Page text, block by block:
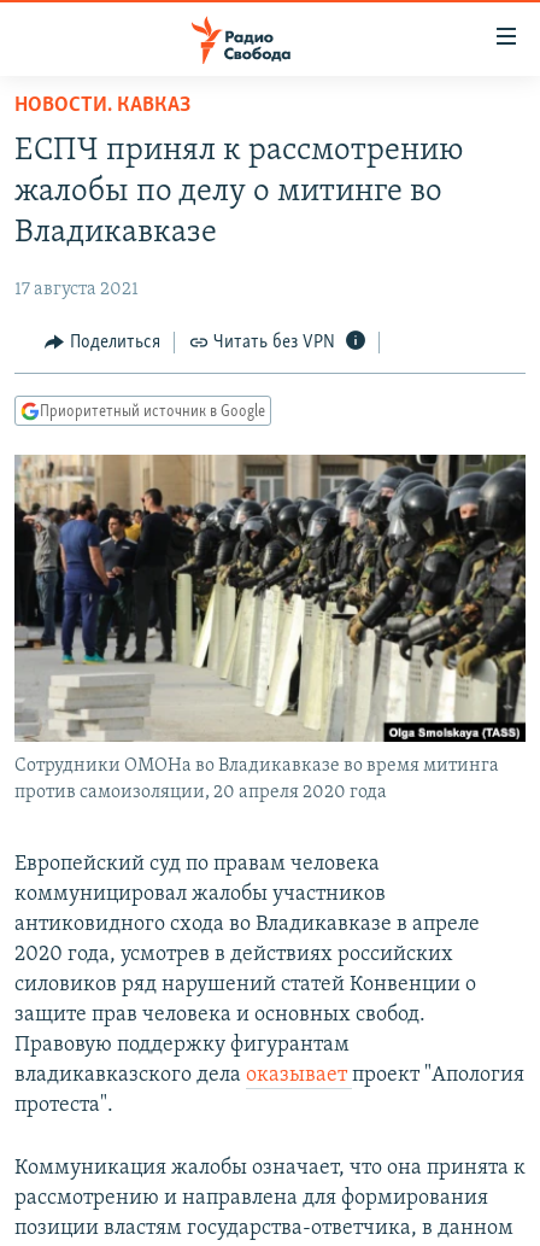
упрощенного
доступа
Вернуться
основному
Вернутся
Вернутся
поиску
ПОДКАСТЫ
АВТОРСКИЕ ПРОЕКТЫ
МНЕНИЯ
КУЛЬТУРА
КАВКАЗ.РЕАЛИИ
СЕВЕР.РЕАЛИИ
СИБИРЬ.РЕАЛИИ
РАСПИСАНИЕ ВЕЩАНИЯ
ПОДПИШИТЕСЬ НА РАССЫЛКУ
СОЦИАЛЬНЫЕ СЕТИ
НОВОСТИ. КАВКАЗ
ЕСПЧ принял к рассмотрению
жалобы по делу о митинге во
Владикавказе
17 августа 2021
Поделиться Читать без VPN
Приоритетный источник в Google
Сотрудники ОМОНа во Владикавказе во время митинга
против самоизоляции, 20 апреля 2020 года
Европейский суд по правам человека
коммуницировал жалобы участников
антиковидного схода во Владикавказе в апреле
2020 года, усмотрев в действиях российских
силовиков ряд нарушений статей Конвенции о
защите прав человека и основных свобод.
Правовую поддержку фигурантам
владикавказского дела оказываетпроект "Апология
протеста".
Коммуникация жалобы означает, что она принята к
рассмотрению и направлена для формирования
позиции властям государства-ответчика, в данном